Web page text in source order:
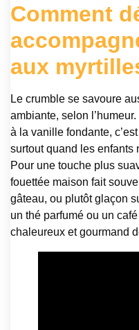
Comment
aux
Le crumble se savoure
ambiante, selon
à la vanille fondante,
surtout quand les enfants
Pour une touche plus
fouettée maison fait
gâteau, ou plutôt glaçon
un thé parfumé ou un
chaleureux et gourmand